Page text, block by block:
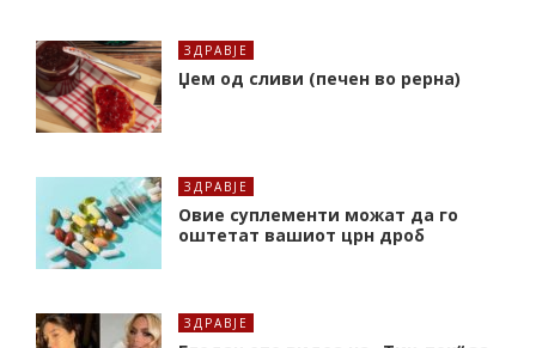
ЗДРАВЈЕ
Џем од сливи (печен во рерна)
ЗДРАВЈЕ
Oвие суплементи можат да го
оштетат вашиот црн дроб
ЗДРАВЈЕ